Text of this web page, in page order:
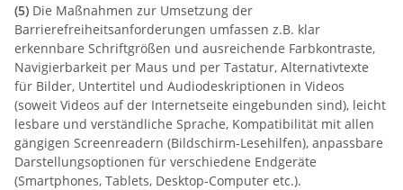
(5) Die Maßnahmen zur Umsetzung der
Barrierefreiheitsanforderungen umfassen z.B. klar
erkennbare Schriftgrößen und ausreichende Farbkontraste,
Navigierbarkeit per Maus und per Tastatur, Alternativtexte
für Bilder, Untertitel und Audiodeskriptionen in Videos
(soweit Videos auf der Internetseite eingebunden sind), leicht
lesbare und verständliche Sprache, Kompatibilität mit allen
gängigen Screenreadern (Bildschirm-Lesehilfen), anpassbare
Darstellungsoptionen für verschiedene Endgeräte
(Smartphones, Tablets, Desktop-Computer etc.).